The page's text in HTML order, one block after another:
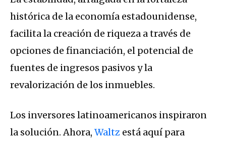
histórica de la economía estadounidense,
facilita la creación de riqueza a través de
opciones de financiación, el potencial de
fuentes de ingresos pasivos y la
revalorización de los inmuebles.
Los inversores latinoamericanos inspiraron
la solución. Ahora, Waltz está aquí para